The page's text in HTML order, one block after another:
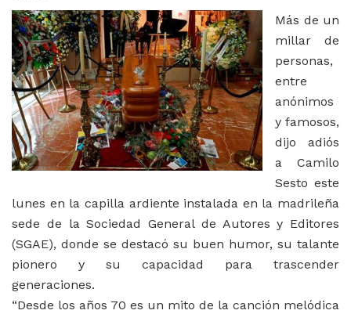
Más de un
millar de
personas,
entre
anónimos
y famosos,
dijo adiós
a Camilo
Sesto este
lunes en la capilla ardiente instalada en la madrileña
sede de la Sociedad General de Autores y Editores
(SGAE), donde se destacó su buen humor, su talante
pionero y su capacidad para trascender
generaciones.
“Desde los años 70 es un mito de la canción melódica